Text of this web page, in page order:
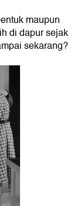
maupun
di dapur sejak
sekarang?